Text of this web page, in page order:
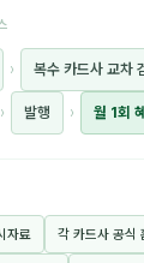
› 복수 카드사 교차
› 발행 › 월 1회
자료 각 카드사 공식